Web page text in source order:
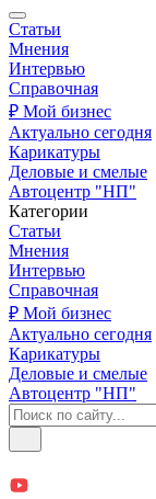
Статьи
Мнения
Интервью
Справочная
₽ Мой бизнес
Актуально сегодня
Карикатуры
Деловые и смелые
Автоцентр "НП"
Категории
Статьи
Мнения
Интервью
Справочная
₽ Мой бизнес
Актуально сегодня
Карикатуры
Деловые и смелые
Автоцентр "НП"